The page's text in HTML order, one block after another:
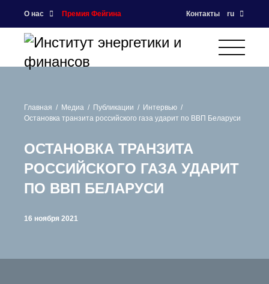
О нас Премия Фейгина Контакты ru
Главная Медиа Публикации
Интервью
Остановка транзита российского газа ударит по ВВП Беларуси
ОСТАНОВКА ТРАНЗИТА
РОССИЙСКОГО ГАЗА УДАРИТ
ПО ВВП БЕЛАРУСИ
16 ноября 2021